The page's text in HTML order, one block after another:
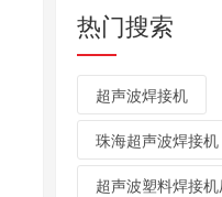
热门搜索
超声波焊接机
珠海超声波焊接机
超声波塑料焊接